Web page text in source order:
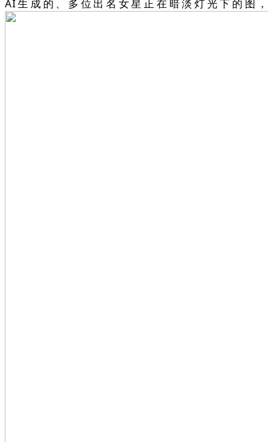
AI生成的、多位出名女星正在暗淡灯光下的图，